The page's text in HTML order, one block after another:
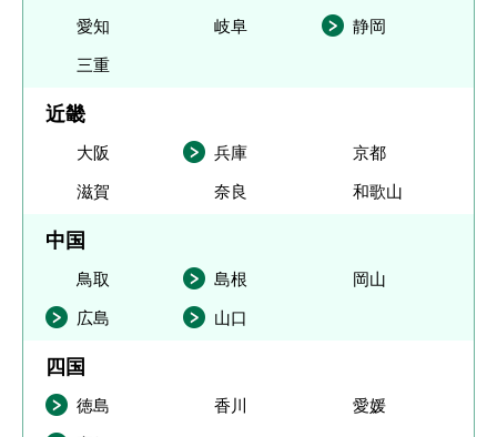
愛知 岐阜 静岡
三重
近畿
大阪 兵庫 京都
滋賀 奈良 和歌山
中国
鳥取 島根 岡山
広島 山口
四国
徳島 香川 愛媛